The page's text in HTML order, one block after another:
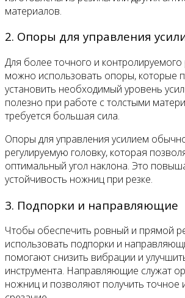
материалов.
2. Опоры для управления
Для более точного и контролируемого
можно использовать опоры, которые
установить необходимый уровень
полезно при работе с толстыми
требуется большая сила.
Опоры для управления усилием
регулируемую головку, которая
оптимальный угол наклона. Это
устойчивость ножниц при резке.
3. Подпорки и направляющие
Чтобы обеспечить ровный и прямой
использовать подпорки и
помогают снизить вибрации и
инструмента. Направляющие служат
ножниц и позволяют получить точное